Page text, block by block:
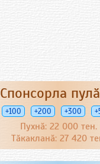
Спонсорла
+100 +200 +300
Пухнӑ: 22 000 тен.
Тӑкакланӑ: 27 420